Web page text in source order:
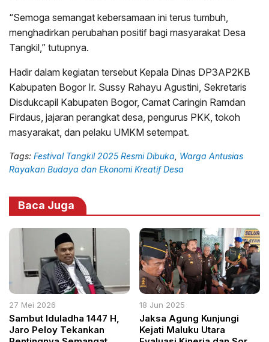
“Semoga semangat kebersamaan ini terus tumbuh,
menghadirkan perubahan positif bagi masyarakat Desa
Tangkil,” tutupnya.
Hadir dalam kegiatan tersebut Kepala Dinas DP3AP2KB
Kabupaten Bogor Ir. Sussy Rahayu Agustini, Sekretaris
Disdukcapil Kabupaten Bogor, Camat Caringin Ramdan
Firdaus, jajaran perangkat desa, pengurus PKK, tokoh
masyarakat, dan pelaku UMKM setempat.
Tags: Festival Tangkil 2025 Resmi Dibuka Warga Antusias
Rayakan Budaya dan Ekonomi Kreatif Desa
Baca Juga
27 Mei 2026
Sambut Iduladha 1447 H,
Jaro Peloy Tekankan
18 Jun 2025
Jaksa Agung Kunjungi
Kejati Maluku Utara